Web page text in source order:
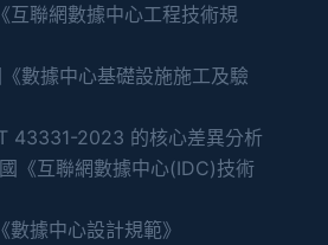
互聯網數據中心工程技術規
數據中心基礎設施施工及驗
43331-2023 的核心差異分析
《互聯網數據中心(IDC)技術
據中心設計規範》